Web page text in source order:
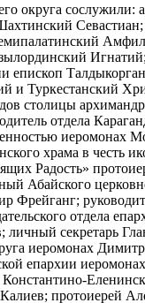
округа сослужили:
Севастиан;
епископ
и Туркестанский
столицы
отдела
иеромонах
храма в честь
Радость»
Абайского
Фрейганг;
отдела
личный секретарь
иеромонах
епархии
протоиерей